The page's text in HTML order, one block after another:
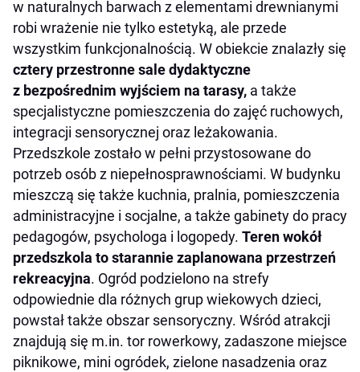
w naturalnych barwach z elementami drewnianymi
robi wrażenie nie tylko estetyką, ale przede
wszystkim funkcjonalnością. W obiekcie znalazły się
cztery przestronne sale dydaktyczne
z bezpośrednim wyjściem na tarasy, a także
specjalistyczne pomieszczenia do zajęć ruchowych,
integracji sensorycznej oraz leżakowania.
Przedszkole zostało w pełni przystosowane do
potrzeb osób z niepełnosprawnościami. W budynku
mieszczą się także kuchnia, pralnia, pomieszczenia
administracyjne i socjalne, a także gabinety do pracy
pedagogów, psychologa i logopedy. Teren wokół
przedszkola to starannie zaplanowana przestrzeń
rekreacyjna. Ogród podzielono na strefy
odpowiednie dla różnych grup wiekowych dzieci,
powstał także obszar sensoryczny. Wśród atrakcji
znajdują się m.in. tor rowerkowy, zadaszone miejsce
piknikowe, mini ogródek, zielone nasadzenia oraz